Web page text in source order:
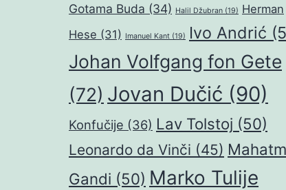
Gotama Buda (34) Halil Džubran (19) Herman
Hese (31) Imanuel Kant (19) Ivo Andrić
Johan Volfgang fon Gete
(72) Jovan Dučić (90)
Konfučije (36) Lav Tolstoj (50)
Leonardo da Vinči (45)
Gandi (50) Marko Tulije